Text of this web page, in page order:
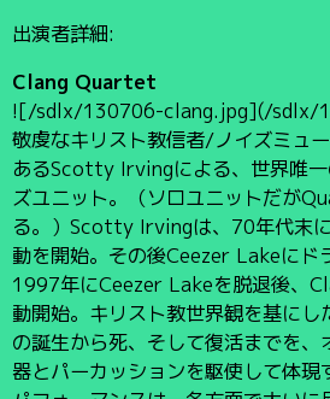
出演者詳細:
Clang Quartet
![/sdlx/130706-clang.jpg](/sdlx/
敬虔なキリスト教信者/ノイズミュ
あるScotty Irvingによる、世界唯
ズユニット。（ソロユニットだが
る。）Scotty Irvingは、70年代末
動を開始。その後Ceezer Lakeにド
1997年にCeezer Lakeを脱退後、
動開始。キリスト教世界観を基にし
の誕生から死、そして復活までを、
器とパーカッションを駆使して体現